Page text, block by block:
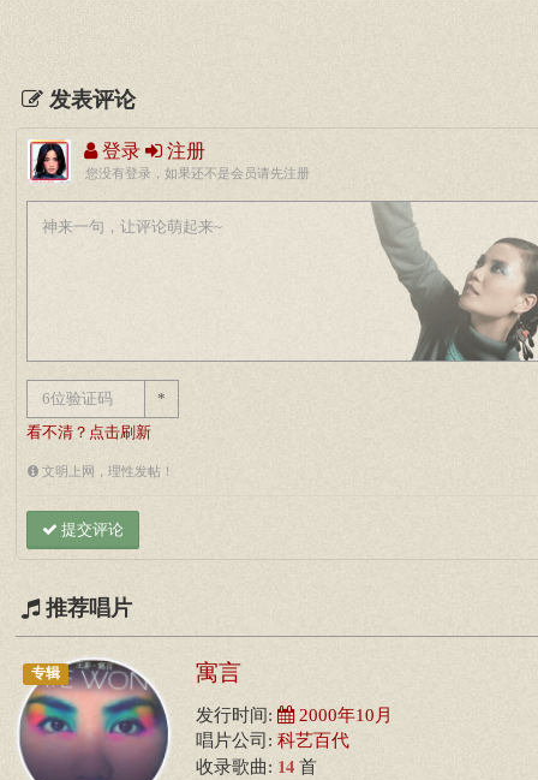
发表评论
登录 注册
您没有登录，如果还不是会员请先注册
*
看不清？点击刷新
文明上网，理性发帖！
提交评论
推荐唱片
专辑 寓言
发行时间: 2000年10月
唱片公司: 科艺百代
收录歌曲: 14 首